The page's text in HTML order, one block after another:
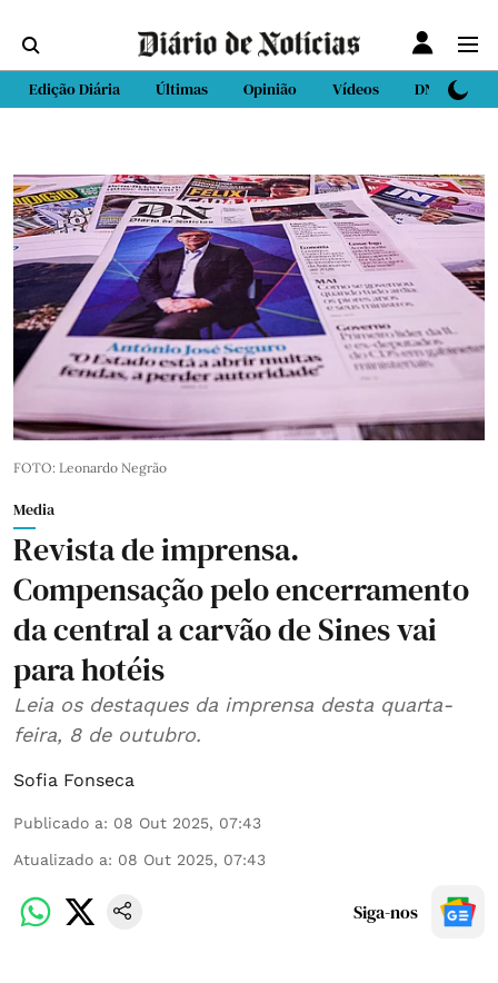
Edição Diária Últimas Opinião Vídeos DN Sport
FOTO: Leonardo Negrão
Media
Revista de imprensa.
Compensação pelo encerramento
da central a carvão de Sines vai
para hotéis
Leia os destaques da imprensa desta quarta-
feira, 8 de outubro.
Sofia Fonseca
Publicado a: 08 Out 2025, 07:43
Atualizado a: 08 Out 2025, 07:43
Siga-nos